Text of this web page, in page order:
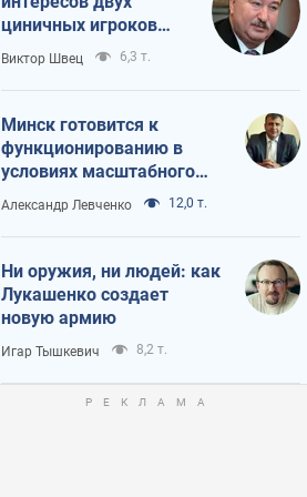
циничных игроков
или тайный план
Трампа и Путина?
Виктор Швец 6,3 т.
Минск готовится к
функционированию в
условиях масштабного
военного кризиса
Александр Левченко 12,0 т.
Ни оружия, ни людей: как
Лукашенко создает
новую армию
Игар Тышкевич 8,2 т.